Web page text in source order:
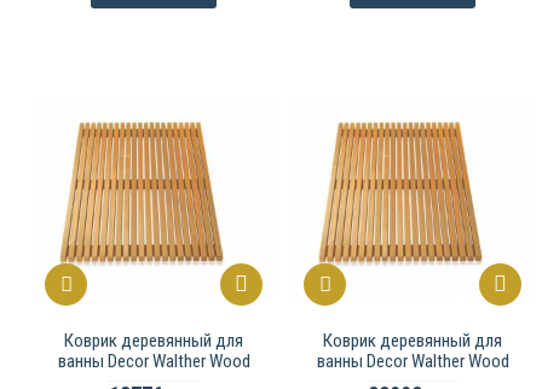
Коврик деревянный для
ванны Decor Walther Wood
Коврик деревянный для
ванны Decor Walther Wood